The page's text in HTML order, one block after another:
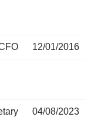
12/01/2016
04/08/2023